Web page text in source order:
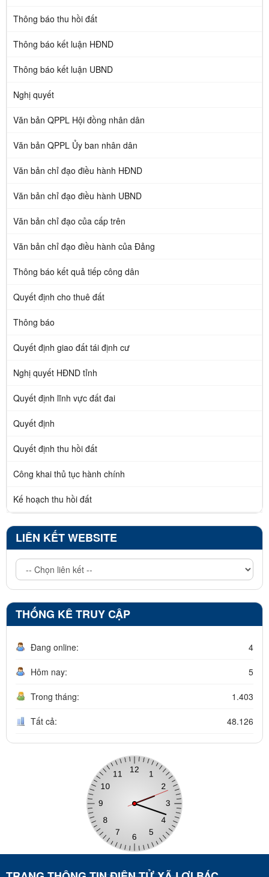
Thông báo thu hồi đất
Thông báo kết luận HĐND
Thông báo kết luận UBND
Nghị quyết
Văn bản QPPL Hội đồng nhân dân
Văn bản QPPL Ủy ban nhân dân
Văn bản chỉ đạo điều hành HĐND
Văn bản chỉ đạo điều hành UBND
Văn bản chỉ đạo của cấp trên
Văn bản chỉ đạo điều hành của Đảng
Thông báo kết quả tiếp công dân
Quyết định cho thuê đất
Thông báo
Quyết định giao đất tái định cư
Nghị quyết HĐND tỉnh
Quyết định lĩnh vực đất đai
Quyết định
Quyết định thu hồi đất
Công khai thủ tục hành chính
Kế hoạch thu hồi đất
LIÊN KẾT WEBSITE
THỐNG KÊ TRUY CẬP
Đang online: 4
Hôm nay: 5
Trong tháng: 1.403
Tất cả: 48.126